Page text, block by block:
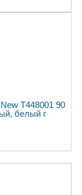
T448001 90
белый г